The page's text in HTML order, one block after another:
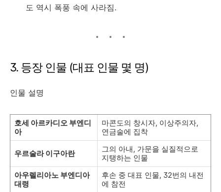
도 역시 폭풍 속에 사라짐.
3. 등장 인물 (대표 인물 몇 명)
인물 설명
호세 아르카디오 부엔디
아
마콘도의 창시자, 이상주의자,
연금술에 집착
우르술라 이구아란
그의 아내, 가문을 실질적으로
지탱하는 인물
아우렐리아노 부엔디아
대령
후손 중 대표 인물, 32번의 내전
에 참전